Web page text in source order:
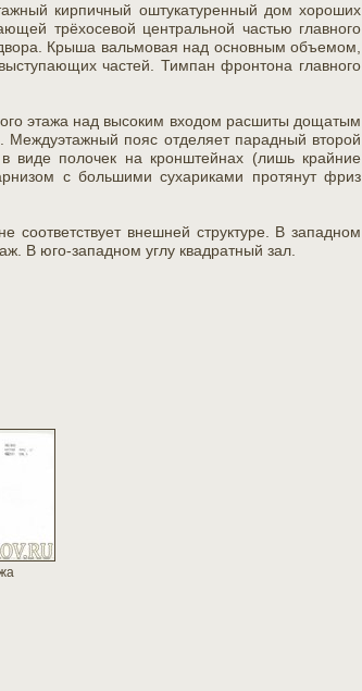
кирпичный оштукатуренный дом хороших
трёхосевой центральной частью главного
Крыша вальмовая над основным объемом,
частей. Тимпан фронтона главного
этажа над высоким входом расшиты дощатым
пояс отделяет парадный второй
виде полочек на кронштейнах (лишь крайние
с большими сухариками протянут фриз
внешней структуре. В западном
В юго-западном углу квадратный зал.